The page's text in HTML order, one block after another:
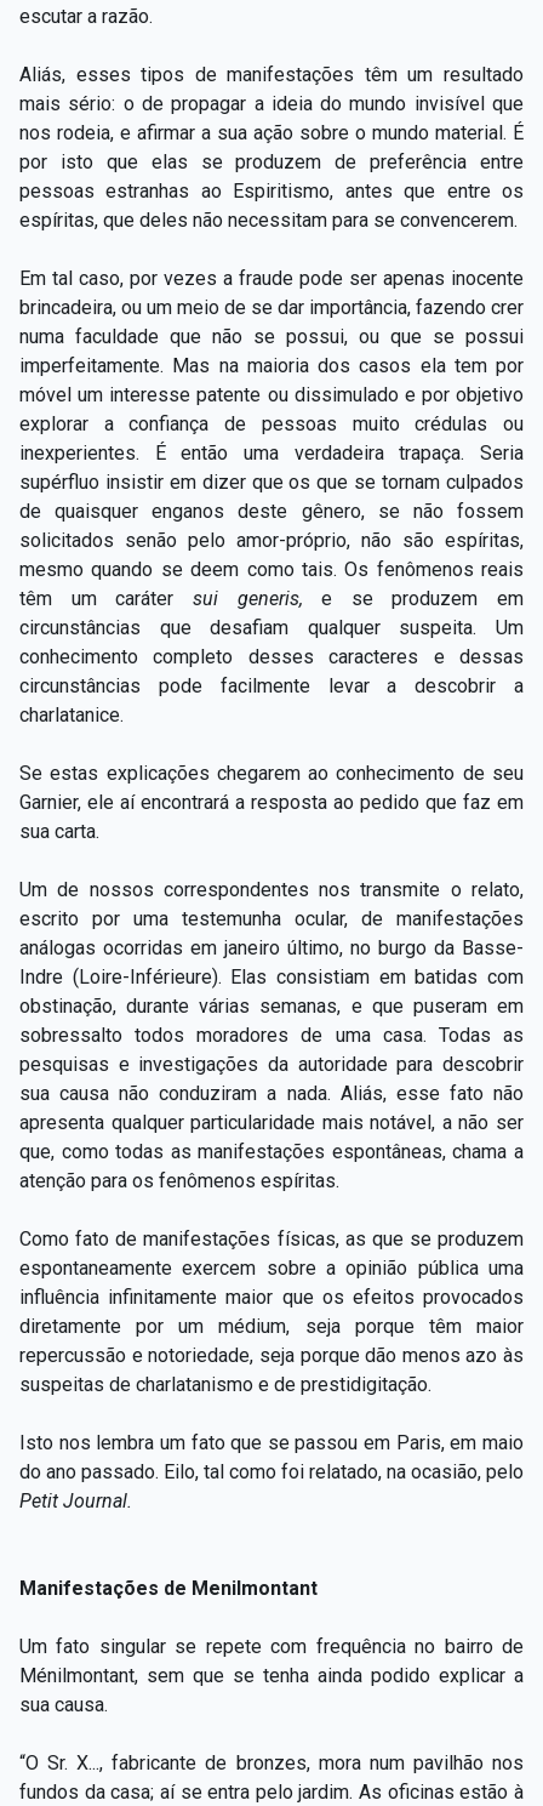
escutar a razão.
Aliás, esses tipos de manifestações têm um resultado
mais sério: o de propagar a ideia do mundo invisível que
nos rodeia, e afirmar a sua ação sobre o mundo material. É
por isto que elas se produzem de preferência entre
pessoas estranhas ao Espiritismo, antes que entre os
espíritas, que deles não necessitam para se convencerem.
Em tal caso, por vezes a fraude pode ser apenas inocente
brincadeira, ou um meio de se dar importância, fazendo crer
numa faculdade que não se possui, ou que se possui
imperfeitamente. Mas na maioria dos casos ela tem por
móvel um interesse patente ou dissimulado e por objetivo
explorar a confiança de pessoas muito crédulas ou
inexperientes. É
então uma verdadeira trapaça. Seria
supérfluo insistir em dizer que os que se tornam culpados
de quaisquer enganos deste gênero, se não fossem
solicitados senão pelo amor-próprio, não são espíritas,
mesmo quando se deem como tais. Os fenômenos reais
têm um caráter sui generis,e se produzem em
circunstâncias que desafiam qualquer suspeita. Um
conhecimento completo desses caracteres e dessas
circunstâncias pode facilmente levar a descobrir a
charlatanice.
Se estas explicações chegarem ao conhecimento de seu
Garnier, ele aí encontrará a resposta ao pedido que faz em
sua carta.
Um de nossos correspondentes nos transmite o relato,
escrito por uma testemunha ocular, de manifestações
análogas ocorridas em janeiro último, no burgo da Basse-
Indre (Loire-Inférieure). Elas consistiam em batidas com
obstinação, durante várias semanas, e que puseram em
sobressalto todos moradores de uma casa. Todas as
pesquisas e investigações da autoridade para descobrir
sua causa não conduziram a nada. Aliás, esse fato não
apresenta qualquer particularidade mais notável, a não ser
que, como todas as manifestações espontâneas, chama a
atenção para os fenômenos espíritas.
Como fato de manifestações físicas, as que se produzem
espontaneamente exercem sobre a opinião pública uma
influência infinitamente maior que os efeitos provocados
diretamente por um médium, seja porque têm maior
repercussão e notoriedade, seja porque dão menos azo às
suspeitas de charlatanismo e de prestidigitação.
Isto nos lembra um fato que se passou em Paris, em maio
do ano passado. Eilo, tal como foi relatado, na ocasião, pelo
Petit Journal.
Manifestações de Menilmontant
Um fato singular se repete com frequência no bairro de
Ménilmontant, sem que se tenha ainda podido explicar a
sua causa.
“O Sr. X..., fabricante de bronzes, mora num pavilhão nos
fundos da casa; aí se entra pelo jardim. As oficinas estão à